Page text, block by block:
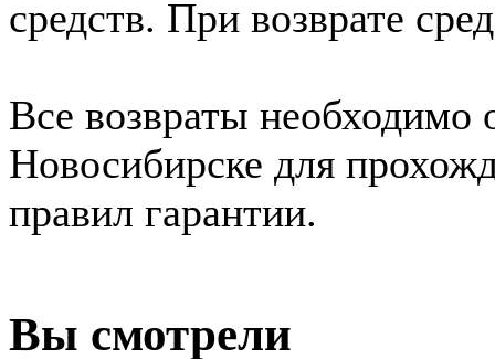
средств. При возврате
Все возвраты необходимо
Новосибирске для
правил гарантии.
Вы смотрели